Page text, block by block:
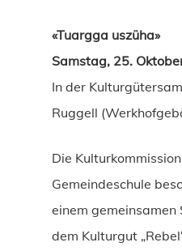
«Tuargga uszüha»
Samstag, 25.
In der
Ruggell
Die
Gemeindeschule
einem
dem Kulturgut